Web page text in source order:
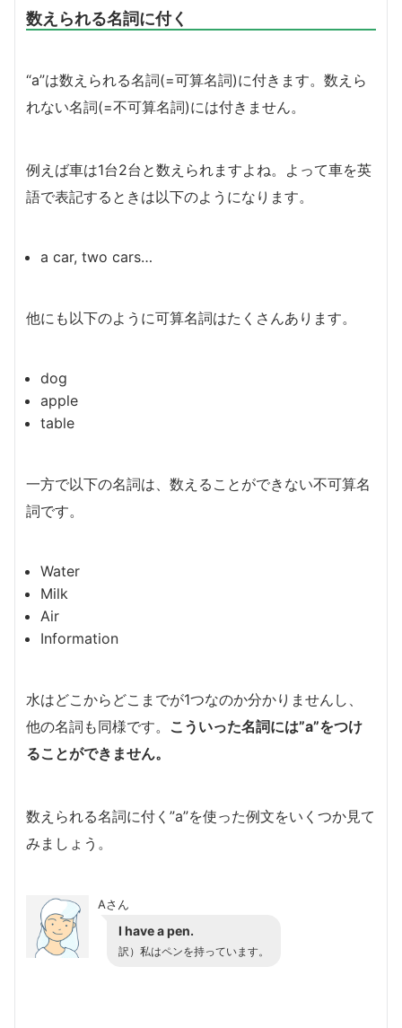
数えられる名詞に付く
“a”は数えられる名詞(=可算名詞)に付きます。数えら
れない名詞(=不可算名詞)には付きません。
例えば車は1台2台と数えられますよね。よって車を英
語で表記するときは以下のようになります。
a car, two cars…
他にも以下のように可算名詞はたくさんあります。
dog
apple
table
一方で以下の名詞は、数えることができない不可算名
詞です。
Water
Milk
Air
Information
水はどこからどこまでが1つなのか分かりませんし、
他の名詞も同様です。 こういった名詞には”a”をつけ
ることができません。
数えられる名詞に付く”a”を使った例文をいくつか見て
みましょう。
Aさん
I havea pen.
訳）私はペンを持っています。